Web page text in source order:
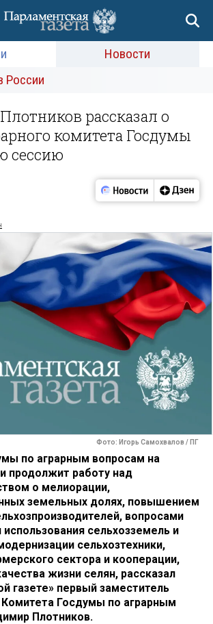
Новости
России
рассказал о
комитета Госдумы
сессию
Фото: Игорь Самохвалов / ПГ
по аграрным вопросам на
продолжит работу над
о мелиорации,
земельных долях, повышением
вопросами
использования сельхозземель и
сельхозтехники,
сектора и кооперации,
жизни селян, рассказал
газете» первый заместитель
Госдумы по аграрным
Плотников.